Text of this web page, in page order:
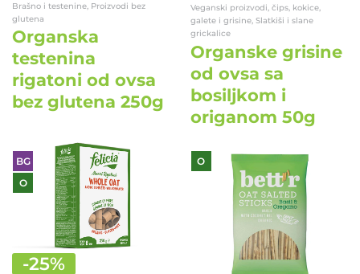
Brašno i testenine, Proizvodi bez
glutena
Organska
testenina
rigatoni od ovsa
bez glutena 250g
BG
O
-25%
Veganski proizvodi, čips, kokice,
galete i grisine, Slatkiši i slane
grickalice
Organske grisine
od ovsa sa
bosiljkom i
origanom 50g
O